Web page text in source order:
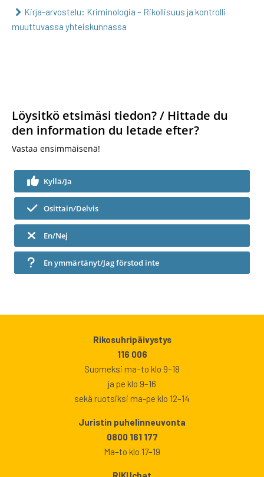
Kirja-arvostelu: Kriminologia – Rikollisuus ja kontrolli
muuttuvassa yhteiskunnassa
Löysitkö etsimäsi tiedon? / Hittade du
den information du letade efter?
Vastaa ensimmäisenä!
Kyllä/Ja
Osittain/Delvis
En/Nej
En ymmärtänyt/Jag förstod inte
Rikosuhripäivystys
116 006
Suomeksi ma–to klo 9–18
ja pe klo 9–16
sekä ruotsiksi ma-pe klo 12–14
Juristin puhelinneuvonta
0800 161 177
Ma–to klo 17–19